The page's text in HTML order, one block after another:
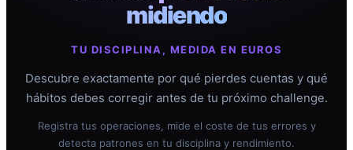
midiendo
TU DISCIPLINA, MEDIDA EN EUROS
Descubre exactamente por qué pierdes cuentas y qué
hábitos debes corregir antes de tu próximo challenge.
Registra tus operaciones, mide el coste de tus errores y
detecta patrones en tu disciplina y rendimiento.